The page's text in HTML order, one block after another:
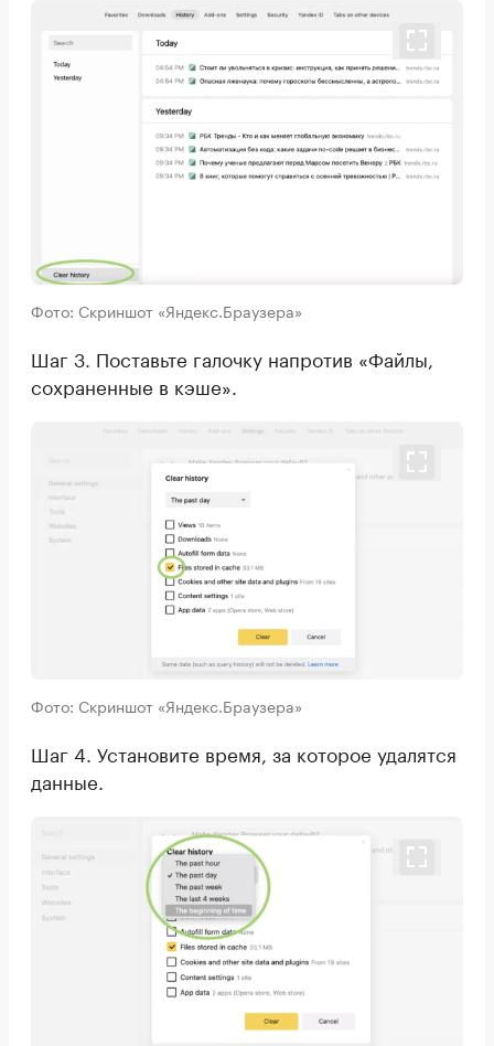
Фото: Скриншот «Яндекс.Браузера»
Шаг 3. Поставьте галочку напротив «Файлы,
сохраненные в кэше».
Фото: Скриншот «Яндекс.Браузера»
Шаг 4. Установите время, за которое удалятся
данные.